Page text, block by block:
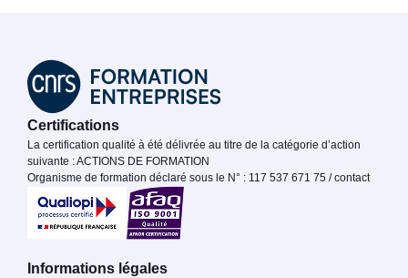
Certifications
La certification qualité à été délivrée au titre de la catégorie d’action
suivante : ACTIONS DE FORMATION
Organisme de formation déclaré sous le N° : 117 537 671 75 / contact
Informations légales